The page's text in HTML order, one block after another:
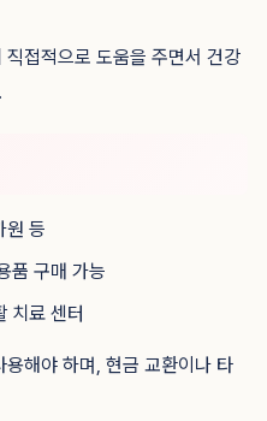
접적으로 도움을 주면서 건강
원 등
품 구매 가능
치료 센터
해야 하며, 현금 교환이나 타